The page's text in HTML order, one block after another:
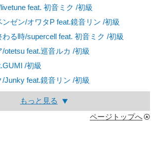
livetune feat. 初音ミク /初級
ンゼン/オワタP feat.鏡音リン /初級
わる時/supercell feat. 初音ミク /初級
/otetsu feat.巡音ルカ /初級
/初級
/Junky feat.鏡音リン /初級
もっと見る
ページトップへ